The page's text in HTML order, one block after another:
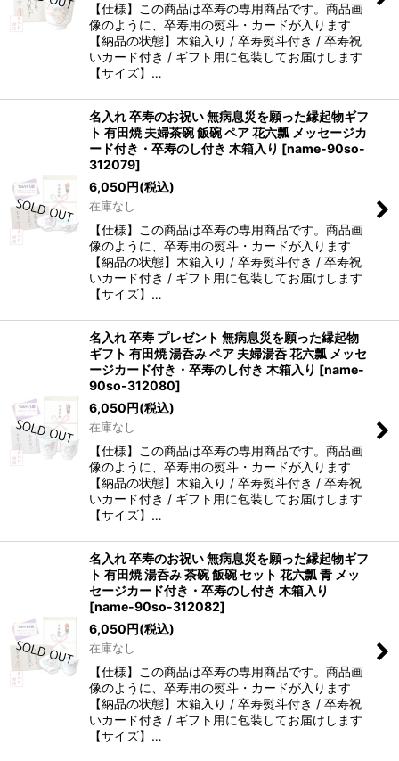
【仕様】この商品は卒寿の専用商品です。商品画
像のように、卒寿用の熨斗・カードが入ります
【納品の状態】木箱入り / 卒寿熨斗付き / 卒寿祝
いカード付き / ギフト用に包装してお届けします
【サイズ】…
名入れ 卒寿のお祝い 無病息災を願った縁起物ギフ
ト 有田焼 夫婦茶碗 飯碗 ペア 花六瓢 メッセージカ
ード付き・卒寿のし付き 木箱入り [name-90so-
312079]
6,050円(税込)
在庫なし
【仕様】この商品は卒寿の専用商品です。商品画
像のように、卒寿用の熨斗・カードが入ります
【納品の状態】木箱入り / 卒寿熨斗付き / 卒寿祝
いカード付き / ギフト用に包装してお届けします
【サイズ】…
名入れ 卒寿 プレゼント 無病息災を願った縁起物
ギフト 有田焼 湯呑み ペア 夫婦湯呑 花六瓢 メッセ
ージカード付き・卒寿のし付き 木箱入り [name-
90so-312080]
6,050円(税込)
在庫なし
【仕様】この商品は卒寿の専用商品です。商品画
像のように、卒寿用の熨斗・カードが入ります
【納品の状態】木箱入り / 卒寿熨斗付き / 卒寿祝
いカード付き / ギフト用に包装してお届けします
【サイズ】…
名入れ 卒寿のお祝い 無病息災を願った縁起物ギフ
ト 有田焼 湯呑み 茶碗 飯碗 セット 花六瓢 青 メッ
セージカード付き・卒寿のし付き 木箱入り
[name-90so-312082]
6,050円(税込)
在庫なし
【仕様】この商品は卒寿の専用商品です。商品画
像のように、卒寿用の熨斗・カードが入ります
【納品の状態】木箱入り / 卒寿熨斗付き / 卒寿祝
いカード付き / ギフト用に包装してお届けします
【サイズ】…